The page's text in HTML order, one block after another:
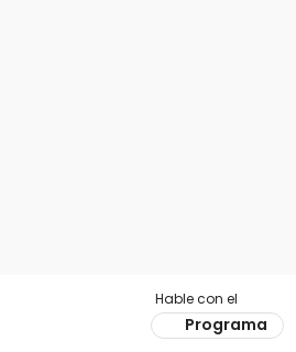
Hable con el
Programa